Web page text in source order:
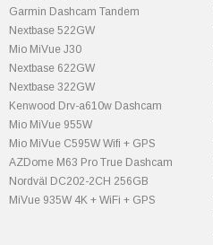
Garmin Dashcam Tandem
Nextbase 522GW
Mio MiVue J30
Nextbase 622GW
Nextbase 322GW
Kenwood Drv-a610w Dashcam
Mio MiVue 955W
Mio MiVue C595W Wifi + GPS
AZDome M63 Pro True Dashcam
Nordväl DC202-2CH 256GB
MiVue 935W 4K + WiFi + GPS